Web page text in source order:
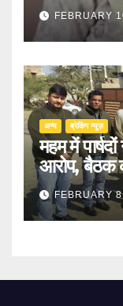
FEBRUARY
अन्य ब्रेकिंग न्यूज़
महम में
आरोप, बैठक
FEBRUARY